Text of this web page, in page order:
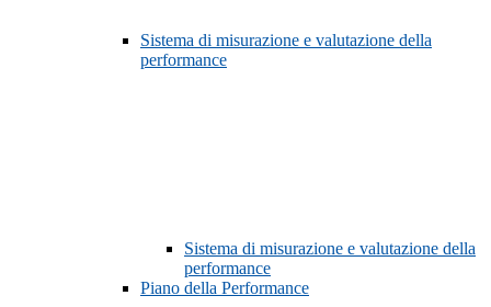
Sistema di misurazione e valutazione della
performance
Sistema di misurazione e valutazione della
performance
Piano della Performance